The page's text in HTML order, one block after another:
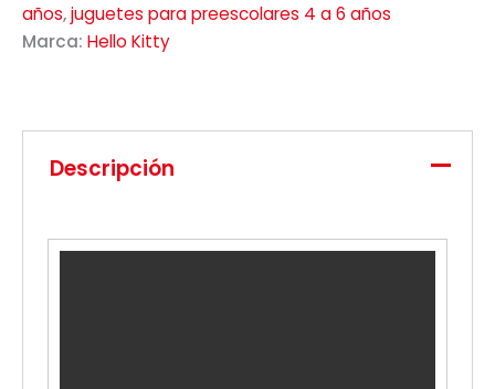
años,juguetes para preescolares 4 a 6 años
Marca: Hello Kitty
Descripción